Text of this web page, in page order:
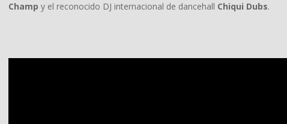
Champ y el reconocido DJ internacional de dancehall Chiqui Dubs.